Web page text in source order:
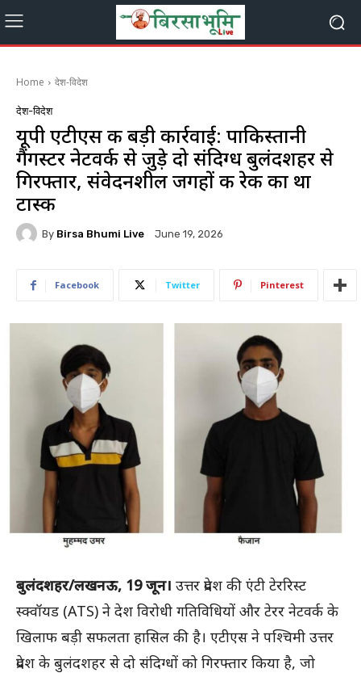
Home देश-विदेश
देश-विदेश
यूपी एटीएस की बड़ी कार्रवाई: पाकिस्तानी
गैंगस्टर नेटवर्क से जुड़े दो संदिग्ध बुलंदशहर से
गिरफ्तार, संवेदनशील जगहों की रेकी का था
टास्क
By Birsa Bhumi Live June 19, 2026
Facebook Twitter Pinterest
बुलंदशहर/लखनऊ, 19 जून। उत्तर प्रदेश की एंटी टेररिस्ट
स्क्वॉयड (ATS) ने देश विरोधी गतिविधियों और टेरर नेटवर्क के
खिलाफ बड़ी सफलता हासिल की है। एटीएस ने पश्चिमी उत्तर
प्रदेश के बुलंदशहर से दो संदिग्धों को गिरफ्तार किया है, जो